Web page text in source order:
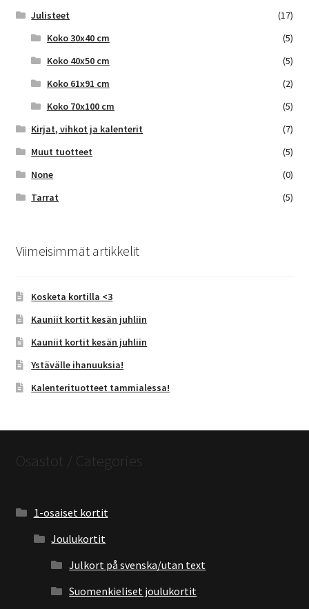
Julisteet
(17)
Koko 30x40 cm
(5)
Koko 40x50 cm
(5)
Koko 61x91 cm
(2)
Koko 70x100 cm
(5)
Kirjat, vihkot ja kalenterit
(7)
Muut tuotteet
(5)
None
(0)
Tarrat
(5)
Viimeisimmät artikkelit
Kosketa kortilla <3
Kauniit kortit kesän juhliin
Kauniit kortit kesän juhliin
Ystävälle ihanuuksia!
Kalenterituotteet tammialessa!
Osastot / Categories
1-osaiset kortit
Joulukortit
Julkort på svenska/utan text
Suomenkieliset joulukortit